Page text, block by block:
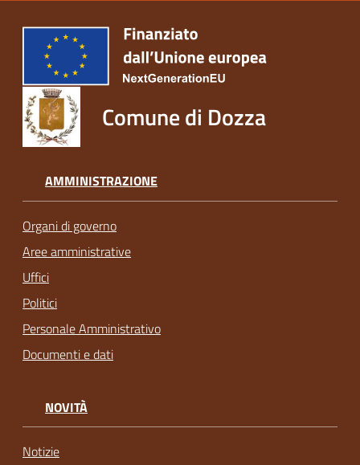
Comune di Dozza
AMMINISTRAZIONE
Organi di governo
Aree amministrative
Uffici
Politici
Personale Amministrativo
Documenti e dati
NOVITÀ
Notizie